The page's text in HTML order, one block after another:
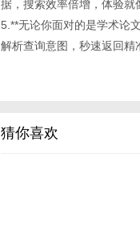
据，搜索效率倍增，体验就
5.**无论你面对的是学术论
解析查询意图，秒速返回精
猜你喜欢